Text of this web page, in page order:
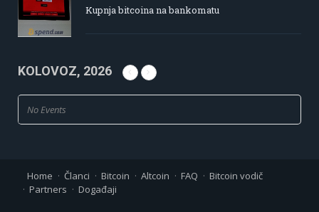
Kupnja bitcoina na bankomatu
KOLOVOZ, 2026
No Events
Home Članci Bitcoin Altcoin FAQ
Bitcoin vodič
Partners
Događaji